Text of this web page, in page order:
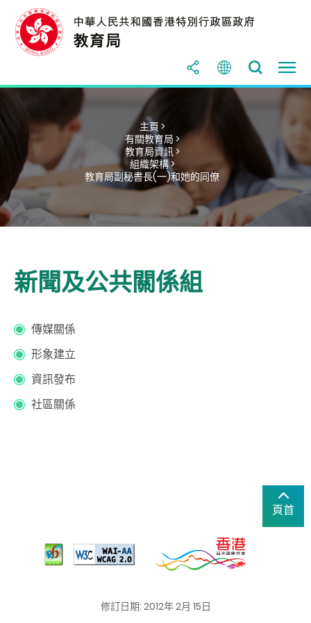
主頁 >
有關教育局 >
教育局資訊 >
組織架構 >
教育局副秘書長(一)和她的同僚
新聞及公共關係組
傳媒關係
形象建立
資訊發布
社區關係
頁首
修訂日期: 2012年 2月 15日